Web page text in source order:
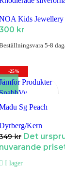
Kids Jewellery
kr
5-8
-25%
Produkter
till i Favoriter
Sg Peach
Kern
kr Det
I lager